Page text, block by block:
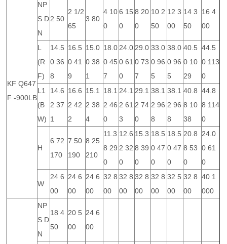
KF Q647
F -900LB
NP
S D
N
2 50
2 1/2
65
3 80
4 10
0
6 15
0
8 20
0
10 2
50
12 3
00
14 3
50
16 4
00
L
(R
F)
14.5
0 36
8
16.5
0 41
9
15.0
0 38
1
18.0
0 45
7
24.0
0 61
0
29.0
0 73
7
33.0
0 96
5
38.0
0 96
5
40.5
0 10
29
44.5
0 113
0
L1
(B
W)
14.6
2 37
1
16.6
2 42
2
15.1
2 38
4
18.1
2 46
0
24.1
2 61
3
29.1
2 74
0
38.1
2 96
8
38.1
2 96
8
40.8
8 10
38
44.8
8 114
0
H
6.72
170
7.50
190
8.25
210
11.3
8 29
0
12.6
2 32
0
15.3
8 39
0
18.5
0 47
0
18.5
0 47
0
20.8
8 53
0
24.0
0 61
0
W
24 6
00
24 6
00
24 6
00
32 8
00
32 8
00
32 8
00
32 8
00
32 5
00
32 8
00
40 1
000
NP
S D
N
18 4
50
20 5
00
24 6
00